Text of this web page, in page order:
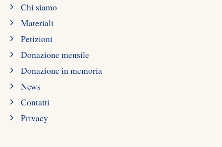
Chi siamo
Materiali
Petizioni
Donazione mensile
Donazione in memoria
News
Contatti
Privacy